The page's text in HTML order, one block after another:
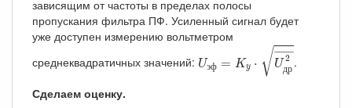
зависящим от частоты в пределах полосы
пропускания фильтра ПФ. Усиленный сигнал будет
уже доступен измерению вольтметром
среднеквадратичных значений: Uэф = Ky ⋅ √¯¯¯¯¯¯¯¯
U 2
др
Uэф= др2¯
.
Сделаем оценку.